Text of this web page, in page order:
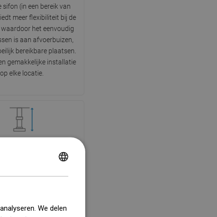
sifon (in een bereik van
meer flexibiliteit bij de
het eenvoudig
is aan afvoerbuizen,
bereikbare plaatsen.
gemakkelijke installatie
op elke locatie.
te stellen op een
We delen